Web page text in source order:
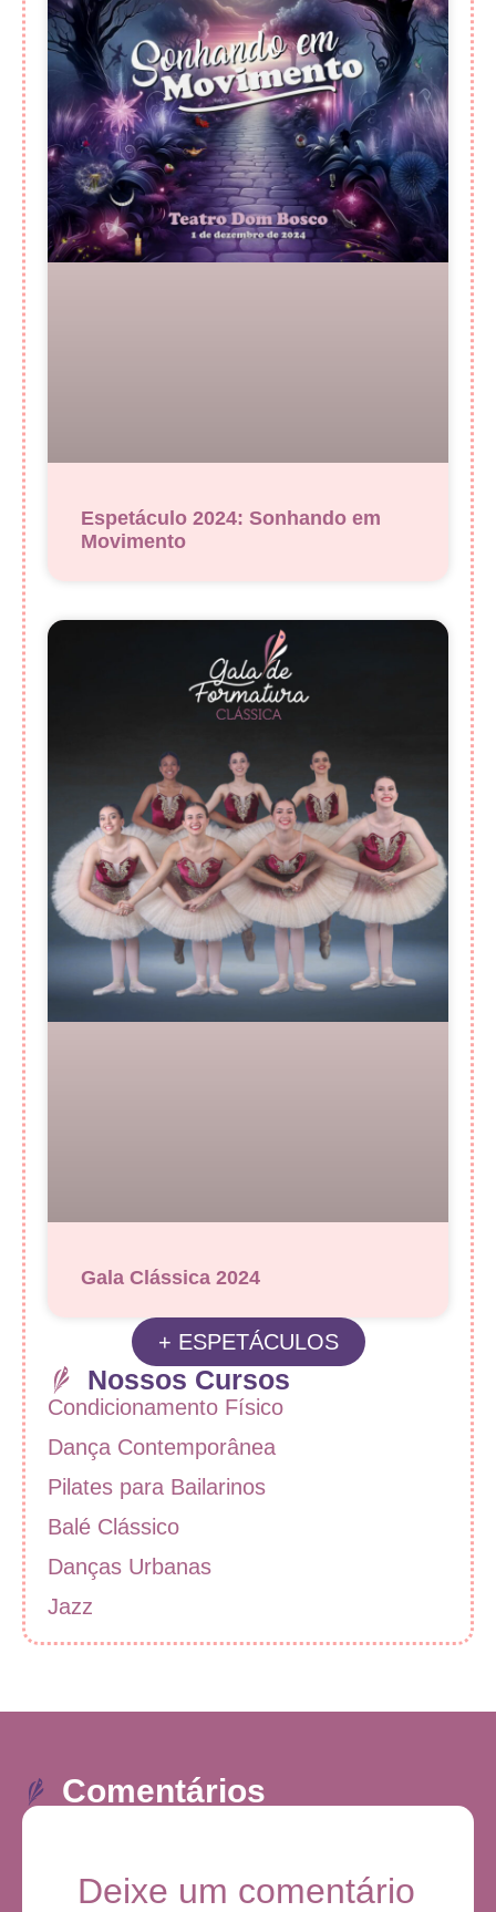
Espetáculo 2024: Sonhando em
Movimento
Gala Clássica 2024
+ ESPETÁCULOS
Nossos Cursos
Condicionamento Físico
Dança Contemporânea
Pilates para Bailarinos
Balé Clássico
Danças Urbanas
Jazz
Comentários
Deixe um comentário